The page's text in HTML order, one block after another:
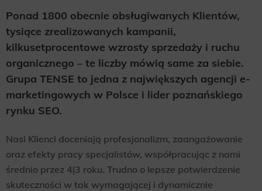
Ponad 1800 obecnie obsługiwanych Klientów,
tysiące zrealizowanych kampanii,
kilkusetprocentowe wzrosty sprzedaży i ruchu
organicznego – te liczby mówią same za siebie.
Grupa TENSE to jedna z największych agencji e-
marketingowych w Polsce i lider poznańskiego
rynku SEO.
Nasi Klienci doceniają profesjonalizm, zaangażowanie
oraz efekty pracy specjalistów, współpracując z nami
średnio przez 4|3 roku. Trudno o lepsze potwierdzenie
skuteczności w tak wymagającej i dynamicznie